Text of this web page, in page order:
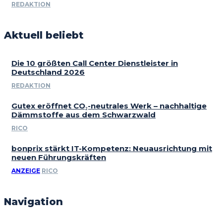
REDAKTION
Aktuell beliebt
Die 10 größten Call Center Dienstleister in
Deutschland 2026
REDAKTION
Gutex eröffnet CO₂-neutrales Werk – nachhaltige
Dämmstoffe aus dem Schwarzwald
RICO
bonprix stärkt IT-Kompetenz: Neuausrichtung mit
neuen Führungskräften
ANZEIGE RICO
Navigation